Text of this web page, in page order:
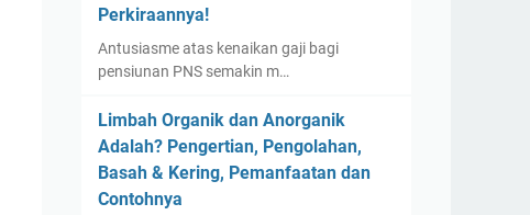
Perkiraannya!
Antusiasme atas kenaikan gaji bagi
pensiunan PNS semakin m…
Limbah Organik dan Anorganik
Adalah? Pengertian, Pengolahan,
Basah & Kering, Pemanfaatan dan
Contohnya